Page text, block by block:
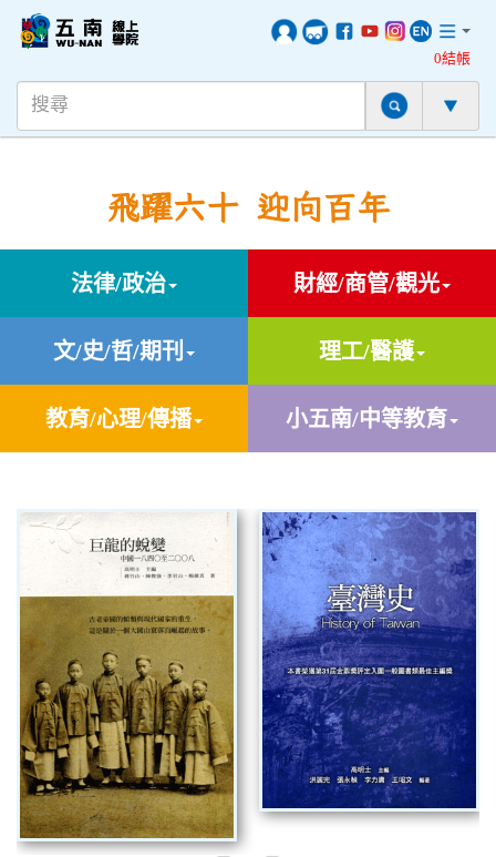
0結帳
飛躍六十 迎向百年
法律/政治 財經/商管/觀光
文/史/哲/期刊 理工/醫護
教育/心理/傳播 小五南/中等教育